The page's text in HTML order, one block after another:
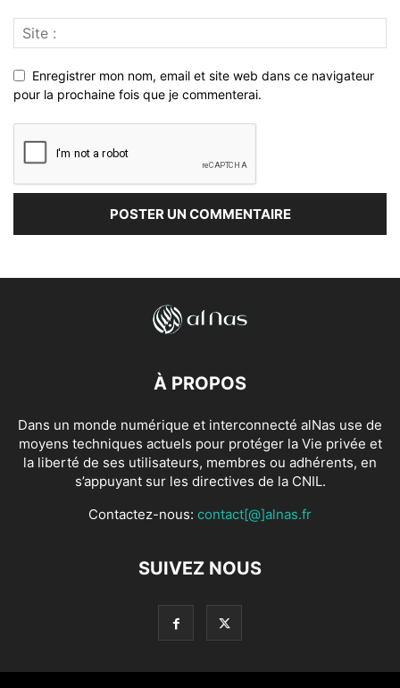
Enregistrer mon nom, email et site web dans ce navigateur
pour la prochaine fois que je commenterai.
À PROPOS
Dans un monde numérique et interconnecté alNas use de
moyens techniques actuels pour protéger la Vie privée et
la liberté de ses utilisateurs, membres ou adhérents, en
s’appuyant sur les directives de la CNIL.
Contactez-nous: contact[@]alnas.fr
SUIVEZ NOUS